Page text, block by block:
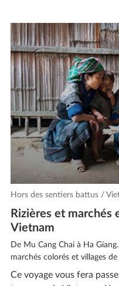
Hors des sentiers battus /
Rizières et marchés
Vietnam
De Mu Cang Chai à Ha
marchés colorés et villages
Ce voyage vous fera